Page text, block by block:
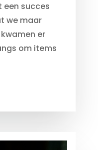
succes
we maar
er
om items